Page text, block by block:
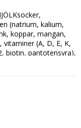
(natrium, kalium,
koppar, mangan,
vitaminer (A, D, E, K,
biotin, pantotensyra),